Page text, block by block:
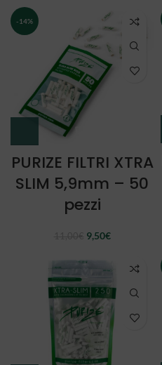
-14%
PURIZE FILTRI XTRA
SLIM 5,9mm – 50
pezzi
Il
originale
era:
11,00€.
9,50€Il
è:
9,50€.